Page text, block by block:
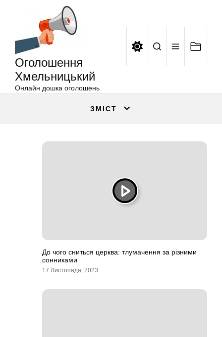
Оголошення
Хмельницький
Онлайн дошка оголошень
ЗМІСТ
До чого сниться церква: тлумачення за різними
сонниками
17 Листопада, 2023